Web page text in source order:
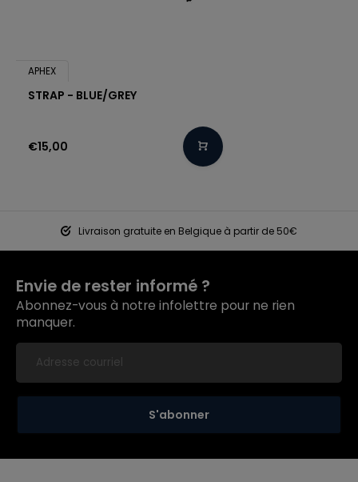
APHEX
STRAP - BLUE/GREY
€15,00
Livraison gratuite en Belgique à partir de 50€
Envie de rester informé ?
Abonnez-vous à notre infolettre pour ne rien
manquer.
S'abonner